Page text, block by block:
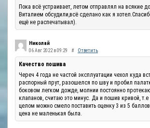
Пока всё устраивает, летом отправлял на всякие
Виталием обсудили,всё сделано как я
ещё не распечатывал).
Николай
06 Авг 2022 в 09:29 # Ответить
Качество пошива
Череч 4 года не частой эксплуатации чехол куда
распорный прут, разошелся по шву и пробил
боковом легком дожде, молнии постоянно
клапанов, считаю это минус. Да и пошив кривой,
целом можно смело поставить оценку 3 из 5
цена не маленькая была.